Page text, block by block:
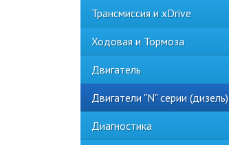
Трансмиссия и xDrive
Ходовая и Тормоза
Двигатель
Двигатели "N" серии (дизель)
Диагностика